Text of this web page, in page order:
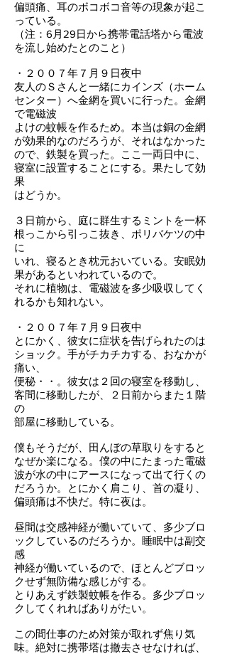
偏頭痛、耳のボコボコ音等の現象が起こ
っている。
（注：6月29日から携帯電話塔から電波
を流し始めたとのこと）
・２００７年７月９日夜中
友人のＳさんと一緒にカインズ（ホーム
センター）へ金網を買いに行った。金網
で電磁波
よけの蚊帳を作るため。本当は銅の金網
が効果的なのだろうが、それはなかった
ので、鉄製を買った。ここ一両日中に、
寝室に設置することにする。果たして効
果
はどうか。
３日前から、庭に群生するミントを一杯
根っこから引っこ抜き、ポリバケツの中
に
いれ、寝るとき枕元おいている。安眠効
果があるといわれているので。
それに植物は、電磁波を多少吸収してく
れるかも知れない。
・２００７年７月９日夜中
とにかく、彼女に症状を告げられたのは
ショック。手がチカチカする、おなかが
痛い、
便秘・・。彼女は２回の寝室を移動し、
客間に移動したが、２日前からまた１階
の
部屋に移動している。
僕もそうだが、田んぼの草取りをすると
なぜか楽になる。僕の中にたまった電磁
波が水の中にアースになって出て行くの
だろうか。とにかく肩こり、首の凝り、
偏頭痛は不快だ。特に夜は。
昼間は交感神経が働いていて、多少ブロ
ックしているのだろうか。睡眠中は副交
感
神経が働いているので、ほとんどブロッ
クせず無防備な感じがする。
とりあえず鉄製蚊帳を作る。多少ブロッ
クしてくれればありがたい。
この間仕事のため対策が取れず焦り気
味。絶対に携帯塔は撤去させなければ、